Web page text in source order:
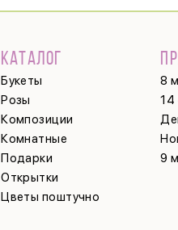
КАТАЛОГ
Букеты
Розы
Композиции
Комнатные
Подарки
Открытки
Цветы поштучно
8
14
9